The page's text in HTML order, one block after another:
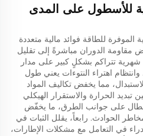
للأسطول على المدى
الموفرة للطاقة فوائد مالية متعددة
مقاومة الدوران مباشرةً إلى تقليل
تتراكم بشكلٍ كبير على مدار
وانتظام اهتراء النتوءات يعني طول
مما يخفض تكاليف المواد
تبديد الحرارة والاستقرار الهيكلي
على جوانب الطرق، ما يخفّض
الحوادث. رابعاً، يقلل الثبات في
في التعامل مع مشكلات الإطارات،